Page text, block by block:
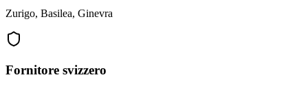
Zurigo, Basilea, Ginevra
Fornitore svizzero